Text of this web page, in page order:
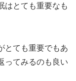
はとても重要なも
とても重要でもあ
ってみるのも良い